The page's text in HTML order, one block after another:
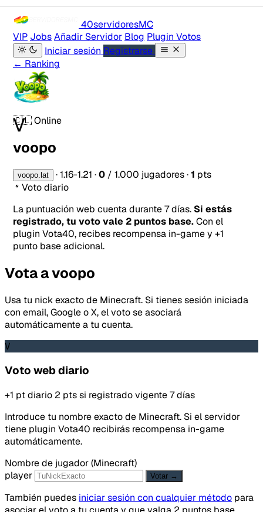
40servidoresMC
VIP JobsAñadir Servidor Blog Plugin Votos
Iniciar sesión Registrarse
← Ranking
V
🇨🇱Online
voopo
voopo.lat ·1.16-1.21 ·0 / 1.000 jugadores·1 pts
Voto diario
La puntuación web cuenta durante 7 días. Si estás
registrado, tu voto vale 2 puntos base.Con el
plugin Vota40, recibes recompensa in-game y +1
punto base adicional.
Vota a voopo
Usa tu nick exacto de Minecraft. Si tienes sesión iniciada
con email, Google o X, el voto se asociará
automáticamente a tu cuenta.
V
Voto web diario
+1 pt diario 2 pts si registradovigente 7 días
Introduce tu nombre exacto de Minecraft. Si el servidor
tiene plugin Vota40 recibirás recompensa in-game
automáticamente.
Nombre de jugador (Minecraft)
player
Votar →
También puedes iniciar sesión con cualquier método para